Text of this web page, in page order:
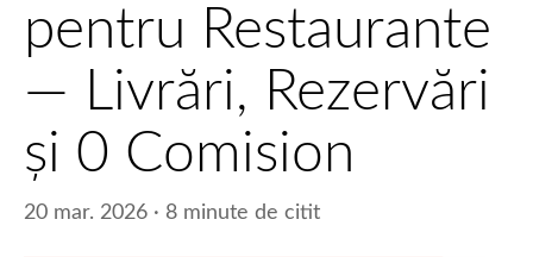
pentru Restaurante
— Livrări, Rezervări
și 0 Comision
20 mar. 2026 · 8 minute de citit